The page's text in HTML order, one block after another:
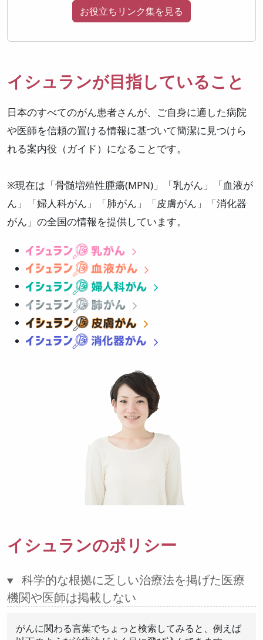
お役立ちリンク集を見る
イシュランが目指していること
日本のすべてのがん患者さんが、ご自身に適した病院
や医師を信頼の置ける情報に基づいて簡潔に見つけら
れる案内役（ガイド）になることです。
※現在は「骨髄増殖性腫瘍(MPN)」「乳がん」「血液が
ん」「婦人科がん」「肺がん」「皮膚がん」「消化器
がん」の全国の情報を提供しています。
イシュランのポリシー
科学的な根拠に乏しい治療法を掲げた医療
機関や医師は掲載しない
がんに関わる言葉でちょっと検索してみると、例えば